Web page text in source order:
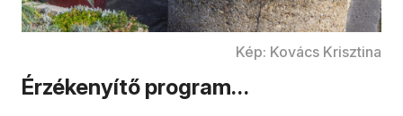
Kép: Kovács Krisztina
Érzékenyítő program…